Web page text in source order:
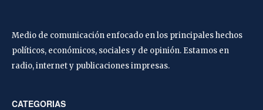
Medio de comunicación enfocado en los principales hechos
políticos, económicos, sociales y de opinión. Estamos en
radio, internet y publicaciones impresas.
CATEGORIAS